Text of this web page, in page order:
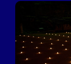
Image